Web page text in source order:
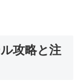
攻略と注